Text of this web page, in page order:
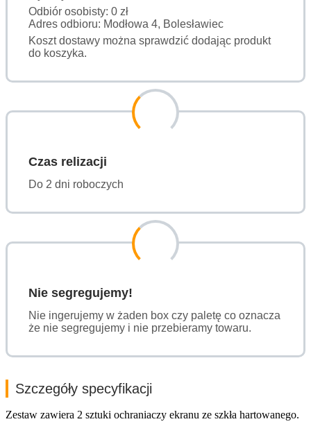
Odbiór osobisty: 0 zł
Adres odbioru: Modłowa 4, Bolesławiec
Koszt dostawy można sprawdzić dodając produkt
do koszyka.
Czas relizacji
Do 2 dni roboczych
Nie segregujemy!
Nie ingerujemy w żaden box czy paletę co oznacza
że nie segregujemy i nie przebieramy towaru.
Szczegóły specyfikacji
Zestaw zawiera 2 sztuki ochraniaczy ekranu ze szkła hartowanego.